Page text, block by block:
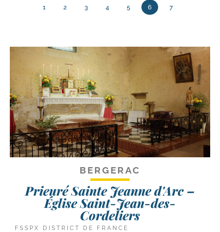
1 2 3 4 5 6 7
BERGERAC
Prieuré Sainte Jeanne d'Arc –
Église Saint-Jean-des-
Cordeliers
FSSPX DISTRICT DE FRANCE